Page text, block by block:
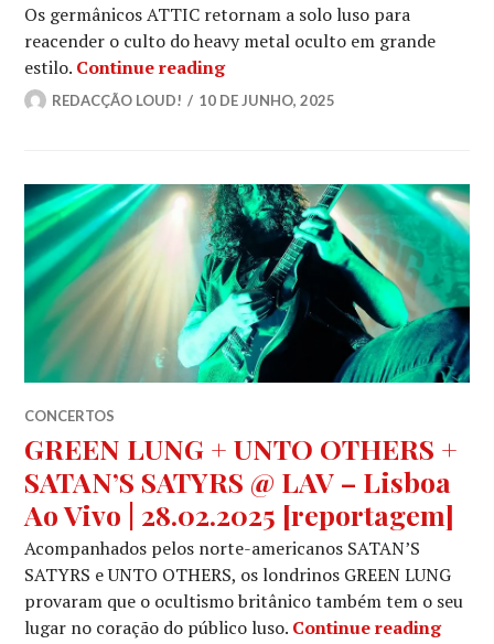
Os germânicos ATTIC retornam a solo luso para
reacender o culto do heavy metal oculto em grande
estilo. Continue readingATTIC regressam a Portugal
REDACÇÃO LOUD! 10 DE JUNHO, 2025
CONCERTOS
GREEN LUNG + UNTO OTHERS +
SATAN’S SATYRS @ LAV – Lisboa
Ao Vivo | 28.02.2025 [reportagem]
Acompanhados pelos norte-americanos SATAN’S
SATYRS e UNTO OTHERS, os londrinos GREEN LUNG
provaram que o ocultismo britânico também tem o seu
lugar no coração do público luso. Continue reading